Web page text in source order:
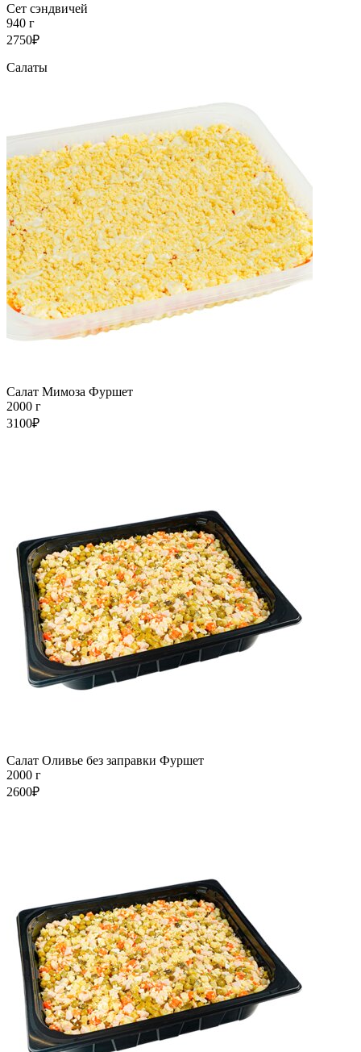
Сет сэндвичей
940 г
2750₽
Салаты
Салат Мимоза Фуршет
2000 г
3100₽
Салат Оливье без заправки Фуршет
2000 г
2600₽